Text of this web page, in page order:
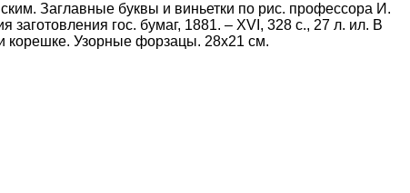
Заглавные буквы и виньетки по рис. профессора И.
гос. бумаг, 1881. – XVI, 328 с., 27 л. ил. В
корешке. Узорные форзацы. 28х21 см.